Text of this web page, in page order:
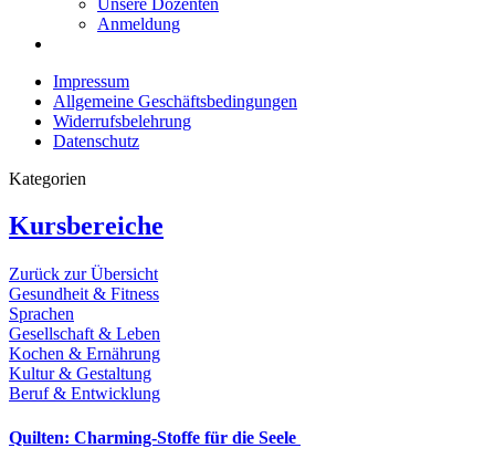
Unsere Dozenten
Anmeldung
Impressum
Allgemeine Geschäftsbedingungen
Widerrufsbelehrung
Datenschutz
Kategorien
Kursbereiche
Zurück zur Übersicht
Gesundheit & Fitness
Sprachen
Gesellschaft & Leben
Kochen & Ernährung
Kultur & Gestaltung
Beruf & Entwicklung
Quilten: Charming-Stoffe für die Seele